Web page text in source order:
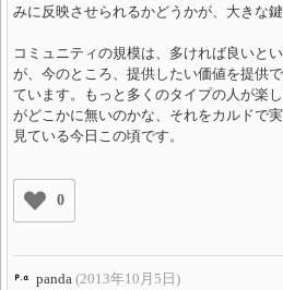
みに反映させられるかどうかが、大きな
コミュニティの規模は、多ければ良いと
が、今のところ、提供したい価値を提供
ています。もっと多くのタイプの人が楽
がどこかに無いのかな、それをカルドで
見ている今日この頃です。
0
panda (2013年10月5日)